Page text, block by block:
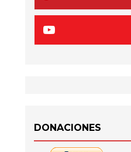
DONACIONES